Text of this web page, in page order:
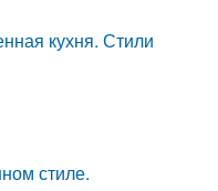
кухня. Стили
стиле.